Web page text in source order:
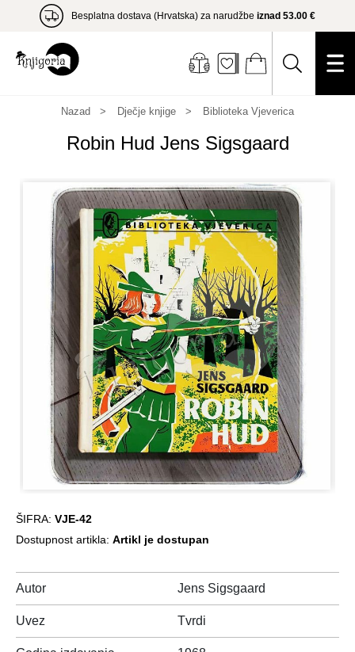
Besplatna dostava (Hrvatska) za narudžbe iznad 53.00 €
Nazad Dječje knjige Biblioteka Vjeverica
Robin Hud Jens Sigsgaard
ŠIFRA: VJE-42
Dostupnost artikla: Artikl je dostupan
Autor Jens Sigsgaard
Uvez Tvrdi